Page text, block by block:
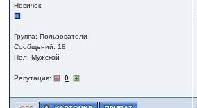
Новичок
Группа: Пользователи
Сообщений: 18
Пол: Мужской
Репутация: 0